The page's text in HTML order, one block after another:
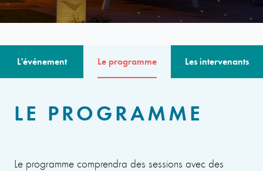
L'événement Le programme Les intervenants
LE PROGRAMME
Le programme comprendra des sessions avec des